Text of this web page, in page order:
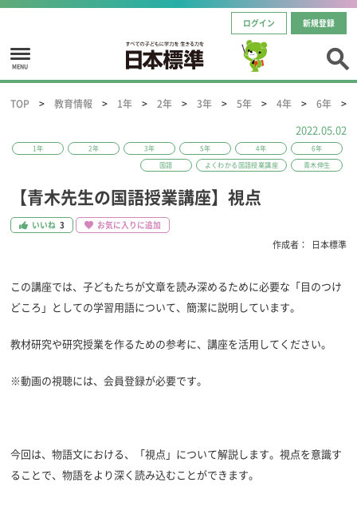
ログイン 新規登録
MENU
TOP 教育情報 1年 2年 3年 5年 4年 6年
【青木先生の国語授業講座】視点
1年 2年 3年 5年 4年 6年
国語 よくわかる国語授業講座 青木伸生
2022.05.02
いいね 3 お気に入りに追加
作成者： 日本標準
この講座では、子どもたちが文章を読み深めるために必要な「目のつけ
どころ」としての学習用語について、簡潔に説明しています。
教材研究や研究授業を作るための参考に、講座を活用してください。
※動画の視聴には、会員登録が必要です。
今回は、物語文における、「視点」について解説します。視点を意識す
ることで、物語をより深く読み込むことができます。